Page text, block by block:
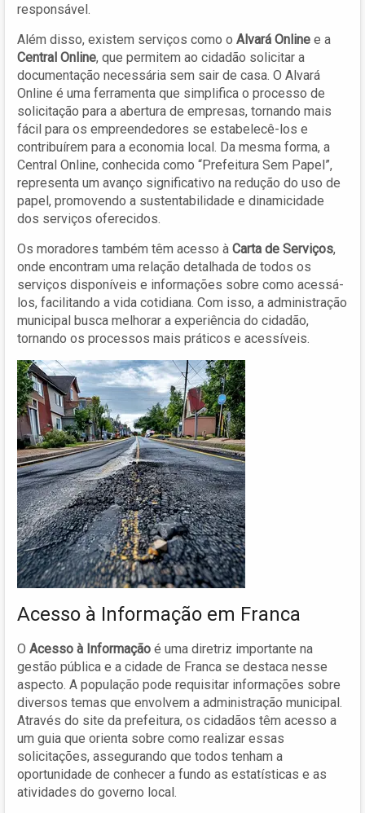
responsável.
Além disso, existem serviços como o Alvará Online e a
Central Online, que permitem ao cidadão solicitar a
documentação necessária sem sair de casa. O Alvará
Online é uma ferramenta que simplifica o processo de
solicitação para a abertura de empresas, tornando mais
fácil para os empreendedores se estabelecê-los e
contribuírem para a economia local. Da mesma forma, a
Central Online, conhecida como “Prefeitura Sem Papel”,
representa um avanço significativo na redução do uso de
papel, promovendo a sustentabilidade e dinamicidade
dos serviços oferecidos.
Os moradores também têm acesso à Carta de Serviços,
onde encontram uma relação detalhada de todos os
serviços disponíveis e informações sobre como acessá-
los, facilitando a vida cotidiana. Com isso, a administração
municipal busca melhorar a experiência do cidadão,
tornando os processos mais práticos e acessíveis.
Acesso à Informação em Franca
O Acesso à Informação é uma diretriz importante na
gestão pública e a cidade de Franca se destaca nesse
aspecto. A população pode requisitar informações sobre
diversos temas que envolvem a administração municipal.
Através do site da prefeitura, os cidadãos têm acesso a
um guia que orienta sobre como realizar essas
solicitações, assegurando que todos tenham a
oportunidade de conhecer a fundo as estatísticas e as
atividades do governo local.